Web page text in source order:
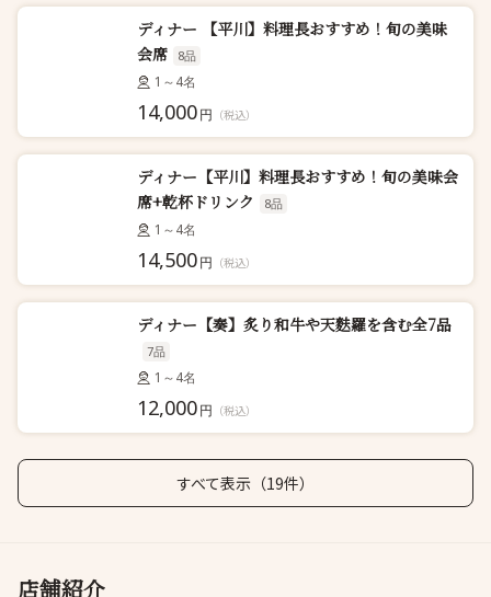
ディナー 【平川】料理長おすすめ！旬の美味
会席
8品
1～4名
14,000円 （税込）
ディナー【平川】料理長おすすめ！旬の美味会
席+乾杯ドリンク
8品
1～4名
14,500円 （税込）
ディナー【奏】炙り和牛や天麩羅を含む全7品
7品
1～4名
12,000円 （税込）
すべて表示（19件）
店舗紹介